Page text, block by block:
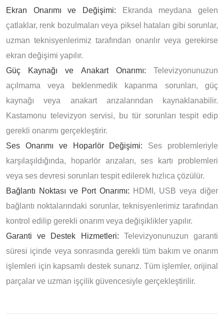
Ekran Onarımı ve Değişimi: Ekranda meydana gelen
çatlaklar, renk bozulmaları veya piksel hataları gibi sorunlar,
uzman teknisyenlerimiz tarafından onarılır veya gerekirse
ekran değişimi yapılır.
Güç Kaynağı ve Anakart Onarımı: Televizyonunuzun
açılmama veya beklenmedik kapanma sorunları, güç
kaynağı veya anakart arızalarından kaynaklanabilir.
Kastamonu televizyon servisi, bu tür sorunları tespit edip
gerekli onarımı gerçekleştirir.
Ses Onarımı ve Hoparlör Değişimi: Ses problemleriyle
karşılaşıldığında, hoparlör arızaları, ses kartı problemleri
veya ses devresi sorunları tespit edilerek hızlıca çözülür.
Bağlantı Noktası ve Port Onarımı: HDMI, USB veya diğer
bağlantı noktalarındaki sorunlar, teknisyenlerimiz tarafından
kontrol edilip gerekli onarım veya değişiklikler yapılır.
Garanti ve Destek Hizmetleri: Televizyonunuzun garanti
süresi içinde veya sonrasında gerekli tüm bakım ve onarım
işlemleri için kapsamlı destek sunarız. Tüm işlemler, orijinal
parçalar ve uzman işçilik güvencesiyle gerçekleştirilir.